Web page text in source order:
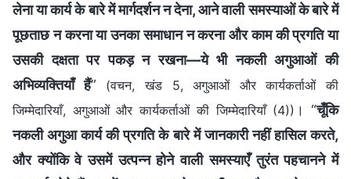
लेना या कार्य के बारे में मार्गदर्शन न देना, आने वाली समस्याओं के बारे में
पूछताछ न करना या उनका समाधान न करना और काम की प्रगति या
उसकी दक्षता पर पकड़ न रखना—ये भी नकली अगुआओं की
अभिव्यक्तियाँ हैं” (वचन, खंड 5, अगुआओं और कार्यकर्ताओं की
जिम्मेदारियाँ, अगुआओं और कार्यकर्ताओं की जिम्मेदारियाँ (4)) । “चूँकि
नकली अगुआ कार्य की प्रगति के बारे में जानकारी नहीं हासिल करते,
और क्योंकि वे उसमें उत्पन्न होने वाली समस्याएँ तुरंत पहचानने में